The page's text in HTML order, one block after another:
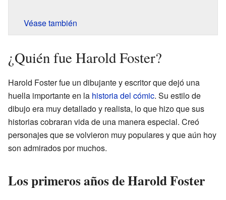
Véase también
¿Quién fue Harold Foster?
Harold Foster fue un dibujante y escritor que dejó una
huella importante en la historia del cómic. Su estilo de
dibujo era muy detallado y realista, lo que hizo que sus
historias cobraran vida de una manera especial. Creó
personajes que se volvieron muy populares y que aún hoy
son admirados por muchos.
Los primeros años de Harold Foster